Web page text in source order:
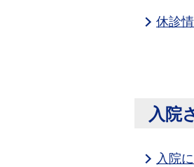
休診
入院
入院